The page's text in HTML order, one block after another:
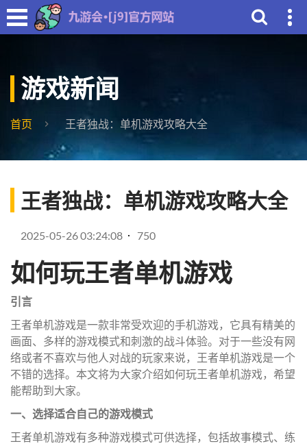
游戏新闻
首页 王者独战：单机游戏攻略大全
王者独战：单机游戏攻略大全
2025-05-26 03:24:08 750
如何玩王者单机游戏
引言
王者单机游戏是一款非常受欢迎的手机游戏，它具有精美的
画面、多样的游戏模式和刺激的战斗体验。对于一些没有网
络或者不喜欢与他人对战的玩家来说，王者单机游戏是一个
不错的选择。本文将为大家介绍如何玩王者单机游戏，希望
能帮助到大家。
一、选择适合自己的游戏模式
王者单机游戏有多种游戏模式可供选择，包括故事模式、练